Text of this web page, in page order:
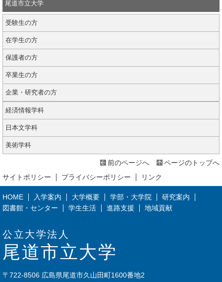
尾道市立大学
受験生の方
在学生の方
保護者の方
卒業生の方
企業・研究者の方
経済情報学科
日本文学科
美術学科
ページのトップへ
前のページへ
サイトポリシー
プライバシーポリシー リンク
HOME 入学案内 大学概要 学部・大学院
研究案内
図書館・センター
学生生活 進路支援 地域貢献
公立大学法人
尾道市立大学
〒722-8506 広島県尾道市久山田町1600番地2